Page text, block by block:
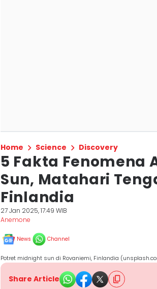
Home Science Discovery
5 Fakta Fenomena
Sun, Matahari
Finlandia
27 Jan 2025, 17:49 WIB
Anemone
News Channel
Potret midnight sun di Rovaniemi, Finlandia
Share Article